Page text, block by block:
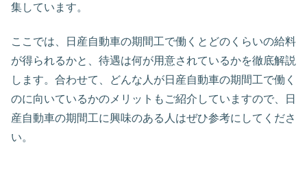
集しています。
ここでは、日産自動車の期間工で働くとどのくらいの給料
が得られるかと、待遇は何が用意されているかを徹底解説
します。合わせて、どんな人が日産自動車の期間工で働く
のに向いているかのメリットもご紹介していますので、日
産自動車の期間工に興味のある人はぜひ参考にしてくださ
い。